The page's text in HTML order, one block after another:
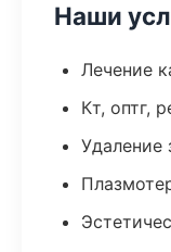
Наши
Лечение
Кт, оптг,
Удаление